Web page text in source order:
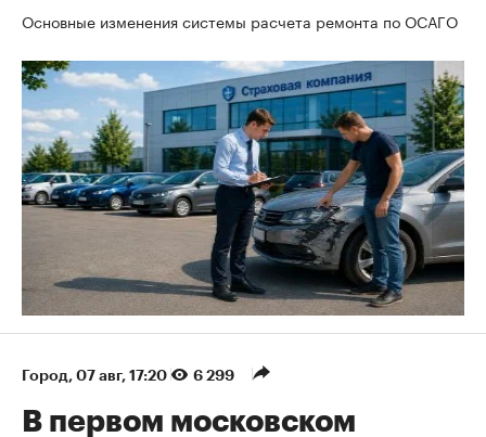
Основные изменения системы расчета ремонта по ОСАГО
Город 07 авг, 17:20 6 299
В первом московском